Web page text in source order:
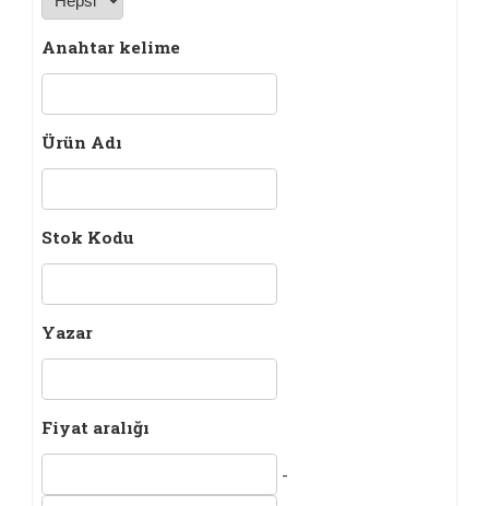
Anahtar kelime
Ürün Adı
Stok Kodu
Yazar
Fiyat aralığı
-